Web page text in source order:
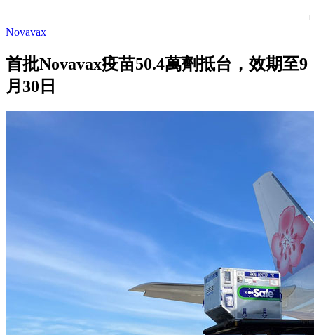
Novavax
首批Novavax疫苗50.4萬劑抵台，效期至9
月30日